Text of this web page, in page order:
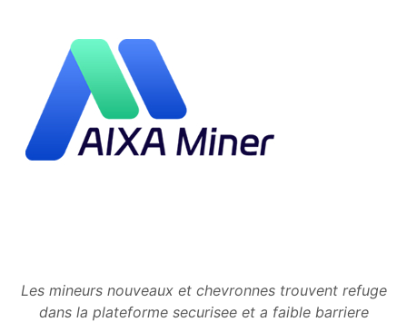
Les mineurs nouveaux et chevronnes trouvent refuge
dans la plateforme securisee et a faible barriere